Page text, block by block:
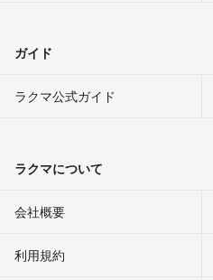
ガイド
ラクマ公式ガイド
ラクマについて
会社概要
利用規約